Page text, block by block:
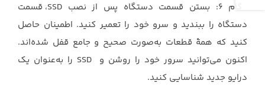
گام 6: بستن قسمت دستگاه پس از نصب SSD، قسمت
دستگاه را ببندید و سرو خود را تعمیر کنید. اطمینان حاصل
کنید که همۀ قطعات به‌صورت صحیح و جامع قفل شده‌اند.
اکنون می‌توانید سرور خود را روشن و SSD را به‌عنوان یک
درایو جدید شناسایی کنید.